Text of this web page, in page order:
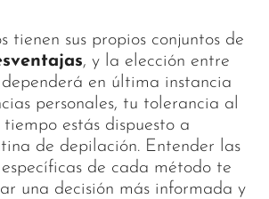
tienen sus propios conjuntos de
, y la elección entre
en última instancia
personales, tu tolerancia al
estás dispuesto a
de depilación. Entender las
de cada método te
una decisión más informada y